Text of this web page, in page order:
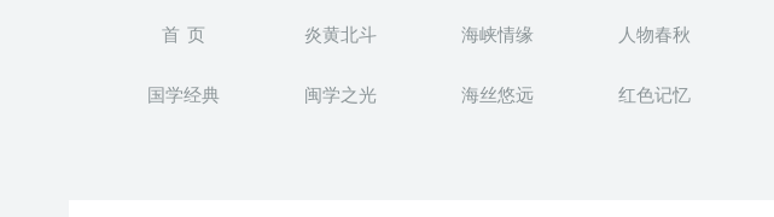
首 页 炎黄北斗 海峡情缘 人物春秋
国学经典 闽学之光 海丝悠远 红色记忆